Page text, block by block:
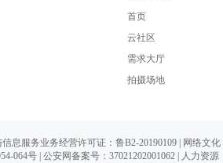
首页
云社区
需求大厅
拍摄场地
息服务业务经营许可证：鲁B2-20190109 |
网络文化
064号 公安网备案号：37021202001062 | 人力资源